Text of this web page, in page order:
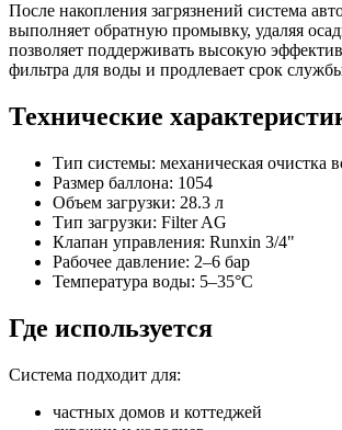
После накопления загрязнений система
выполняет обратную промывку, удаляя
позволяет поддерживать высокую
фильтра для воды и продлевает срок
Технические
Тип системы: механическая очистка
Размер баллона: 1054
Объем загрузки: 28.3 л
Тип загрузки: Filter AG
Клапан управления: Runxin 3/4"
Рабочее давление: 2–6 бар
Температура воды: 5–35°C
Где используется
Система подходит для:
частных домов и коттеджей